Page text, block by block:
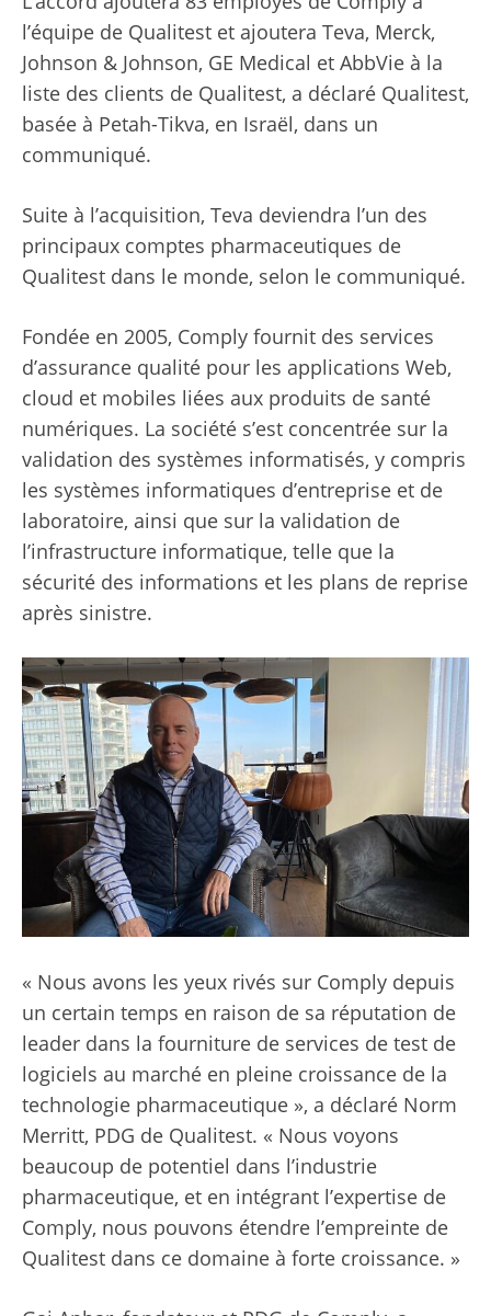
l’équipe de Qualitest et ajoutera Teva, Merck,
Johnson & Johnson, GE Medical et AbbVie à la
liste des clients de Qualitest, a déclaré Qualitest,
basée à Petah-Tikva, en Israël, dans un
communiqué.
Suite à l’acquisition, Teva deviendra l’un des
principaux comptes pharmaceutiques de
Qualitest dans le monde, selon le communiqué.
Fondée en 2005, Comply fournit des services
d’assurance qualité pour les applications Web,
cloud et mobiles liées aux produits de santé
numériques. La société s’est concentrée sur la
validation des systèmes informatisés, y compris
les systèmes informatiques d’entreprise et de
laboratoire, ainsi que sur la validation de
l’infrastructure informatique, telle que la
sécurité des informations et les plans de reprise
après sinistre.
« Nous avons les yeux rivés sur Comply depuis
un certain temps en raison de sa réputation de
leader dans la fourniture de services de test de
logiciels au marché en pleine croissance de la
technologie pharmaceutique », a déclaré Norm
Merritt, PDG de Qualitest. « Nous voyons
beaucoup de potentiel dans l’industrie
pharmaceutique, et en intégrant l’expertise de
Comply, nous pouvons étendre l’empreinte de
Qualitest dans ce domaine à forte croissance. »